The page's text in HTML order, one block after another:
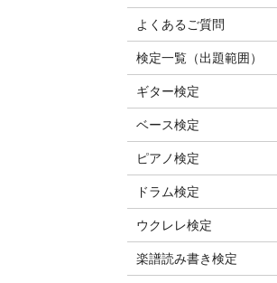
よくあるご質問
検定一覧（出題範囲）
ギター検定
ベース検定
ピアノ検定
ドラム検定
ウクレレ検定
楽譜読み書き検定